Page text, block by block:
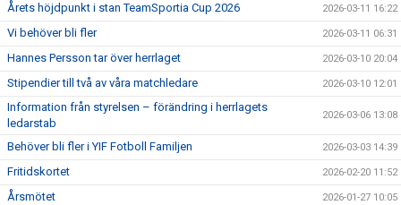
Årets höjdpunkt i stan TeamSportia Cup 2026 2026-03-11 16:22
Vi behöver bli fler 2026-03-11 06:31
Hannes Persson tar över herrlaget 2026-03-10 20:04
Stipendier till två av våra matchledare 2026-03-10 12:01
Information från styrelsen – förändring i herrlagets
ledarstab
2026-03-06 13:08
Behöver bli fler i YIF Fotboll Familjen 2026-03-03 14:39
Fritidskortet 2026-02-20 11:52
Årsmötet 2026-01-27 10:05